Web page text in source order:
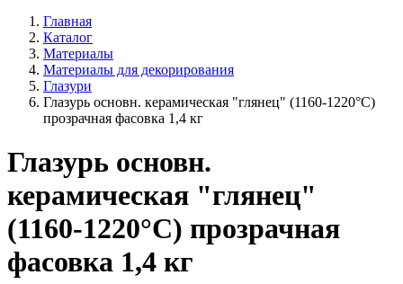
Главная
Каталог
Материалы
Материалы для декорирования
Глазури
Глазурь основн. керамическая "глянец" (1160-1220°С)
прозрачная фасовка 1,4 кг
Глазурь основн.
керамическая "глянец"
(1160-1220°С) прозрачная
фасовка 1,4 кг